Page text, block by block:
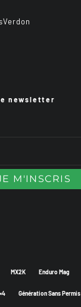
newsletter
MX2K Enduro Mag
Génération Sans Permis